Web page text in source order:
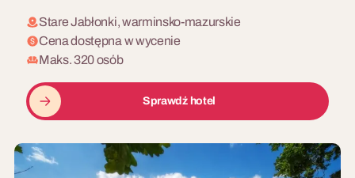
Stare Jabłonki, warminsko-mazurskie
Cena dostępna w wycenie
Maks. 320 osób
Sprawdź hotel